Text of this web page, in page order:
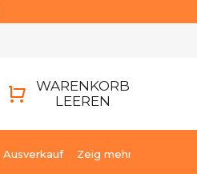
WARENKORB
LEEREN
Ausverkauf Zeig mehr